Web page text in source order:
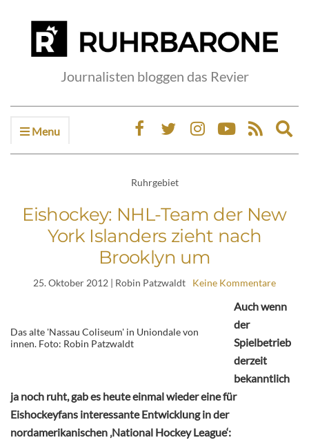
Journalisten bloggen das Revier
Menu
Ruhrgebiet
Eishockey: NHL-Team der New
York Islanders zieht nach
Brooklyn um
25. Oktober 2012 | Robin Patzwaldt Keine Kommentare
Das alte 'Nassau Coliseum' in Uniondale von
innen. Foto: Robin Patzwaldt
Auch wenn
der
Spielbetrieb
derzeit
bekanntlich
ja noch ruht, gab es heute einmal wieder eine für
Eishockeyfans interessante Entwicklung in der
nordamerikanischen ‚National Hockey League‘: